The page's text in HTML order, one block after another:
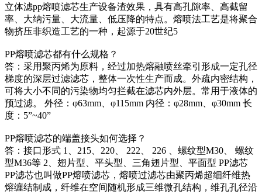
立体滤pp熔喷滤芯生产设备渣效果，具有高孔隙率、高截留
率、大纳污量、大流量、低压降的特点。熔喷法工艺是将聚合
物挤压非织造工艺的一种，起源于20世纪5
PP熔喷滤芯都有什么规格？
答：采用聚丙烯为原料，经过加热熔融喷丝牵引形成一定孔径
梯度的深层过滤滤芯，整体一次性生产而成。外疏内密结构，
可将大小不同的污染物均匀拦截在滤芯内外层。常用于液体的
预过滤。 外径：φ63mm、φ115mm 内径：φ28mm、φ30mm 长
度：5”~40”
PP熔喷滤芯的端盖接头如何选择？
答：接口形式 1、215、220、 222、 226 、螺纹型M30、 螺纹
型M36等 2、翅片型、平头型、三角翅片型、平面型 PP滤芯
PP滤芯也叫做PP熔喷滤芯，熔喷过滤芯由聚丙烯超细纤维热
熔缠结制成，纤维在空间随机形成三维微孔结构，维孔孔径沿